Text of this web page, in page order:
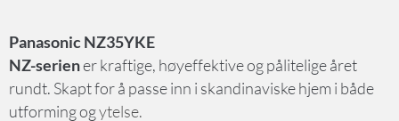
Panasonic NZ35YKE
NZ-seriener kraftige, høyeffektive og pålitelige året
rundt. Skapt for å passe inn i skandinaviske hjem i både
utforming ogytelse.